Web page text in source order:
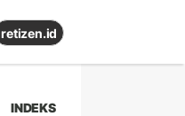
retizen.id
INDEKS